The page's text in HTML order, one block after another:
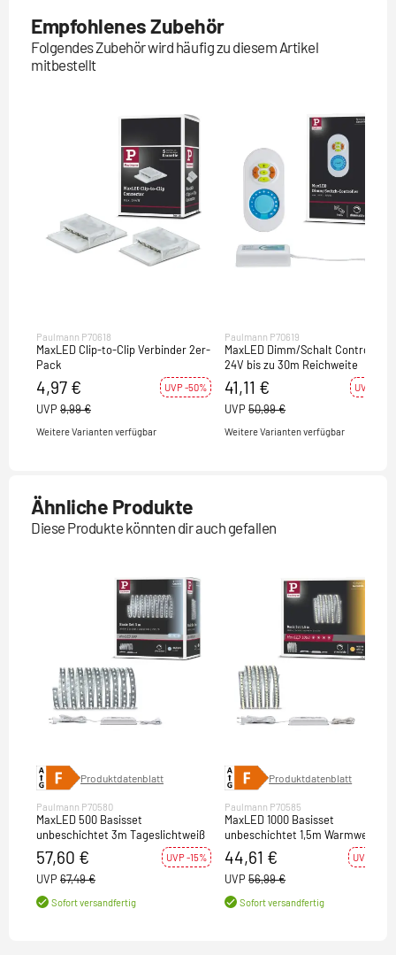
Empfohlenes Zubehör
Folgendes Zubehör wird häufig zu diesem Artikel
mitbestellt
Paulmann P70618
MaxLED Clip-to-Clip Verbinder 2er-
Pack
4,97 € UVP -50%
UVP 9,99 €
Weitere Varianten verfügbar
Paulmann P70619
MaxLED Dimm/Schalt Controller
24V bis zu 30m Reichweite
41,11 € UVP -19%
UVP 50,99 €
Weitere Varianten verfügbar
Ähnliche Produkte
Diese Produkte könnten dir auch gefallen
Produktdatenblatt
Paulmann P70580
MaxLED 500 Basisset
unbeschichtet 3m Tageslichtweiß
57,60 € UVP -15%
UVP 67,49 €
Sofort versandfertig
Produktdatenblatt
Paulmann P70585
MaxLED 1000 Basisset
unbeschichtet 1,5m Warmweiß
44,61 € UVP -22%
UVP 56,99 €
Sofort versandfertig